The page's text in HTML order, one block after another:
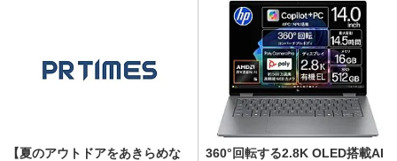
【夏のアウトドアをあきらめな
360°回転する2.8K OLED搭載AI